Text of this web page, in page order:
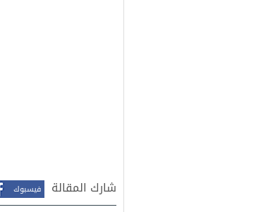
شارك المقالة فيسبوك